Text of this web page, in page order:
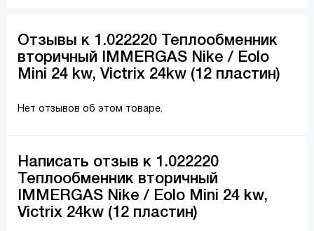
Отзывы к 1.022220 Теплообменник
вторичный IMMERGAS Nike / Eolo
Mini 24 kw, Victrix 24kw (12 пластин)
Нет отзывов об этом товаре.
Написать отзыв к 1.022220
Теплообменник вторичный
IMMERGAS Nike / Eolo Mini 24 kw,
Victrix 24kw (12 пластин)